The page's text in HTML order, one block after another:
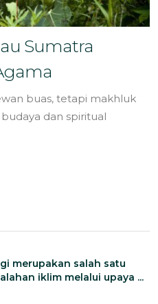
Sumatra
buas, tetapi makhluk
dan spiritual
merupakan salah satu
iklim melalui upaya ...